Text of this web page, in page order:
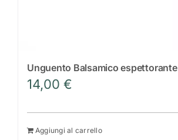
Unguento Balsamico espettorante
14,00€
Aggiungi al carrello